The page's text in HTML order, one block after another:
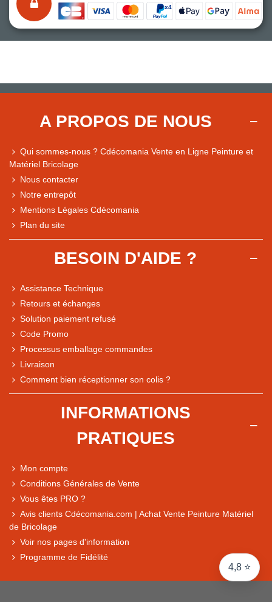
4,8 ⭐
Comparaison des performances du magasin
Express, Chez vous, Point relais, Retrait magasin
A PROPOS DE NOUS
Qui sommes-nous ? Cdécomania Vente en Ligne Peinture et
Matériel Bricolage
Nous contacter
Notre entrepôt
Mentions Légales Cdécomania
Plan du site
BESOIN D'AIDE ?
Assistance Technique
Retours et échanges
Solution paiement refusé
Code Promo
Processus emballage commandes
Livraison
Comment bien réceptionner son colis ?
INFORMATIONS
PRATIQUES
Mon compte
Conditions Générales de Vente
Vous êtes PRO ?
Avis clients Cdécomania.com | Achat Vente Peinture Matériel
de Bricolage
Voir nos pages d'information
Programme de Fidélité